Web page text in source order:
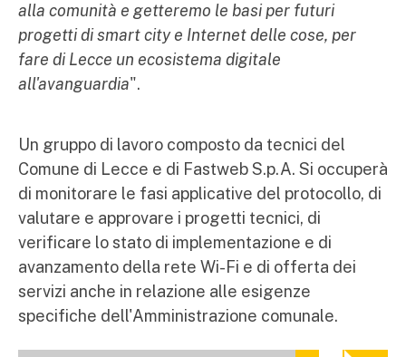
alla comunità e getteremo le basi per futuri
progetti di smart city e Internet delle cose, per
fare di Lecce un ecosistema digitale
all'avanguardia".
Un gruppo di lavoro composto da tecnici del
Comune di Lecce e di Fastweb S.p.A. Si occuperà
di monitorare le fasi applicative del protocollo, di
valutare e approvare i progetti tecnici, di
verificare lo stato di implementazione e di
avanzamento della rete Wi-Fi e di offerta dei
servizi anche in relazione alle esigenze
specifiche dell'Amministrazione comunale.